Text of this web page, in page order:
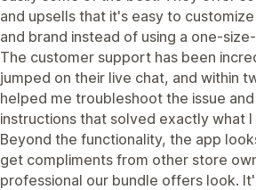
and upsells that it's easy to
and brand instead of using a one-
The customer support has been
jumped on their live chat, and within
helped me troubleshoot the issue
instructions that solved exactly what
Beyond the functionality, the app
get compliments from other store
professional our bundle offers look.